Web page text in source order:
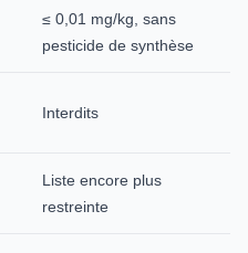
≤ 0,01 mg/kg, sans
pesticide de synthèse
Interdits
Liste encore plus
restreinte